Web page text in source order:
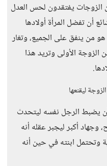
يفتقدون لحس العدل
أن تفضل المرأة أولادها
من ينفق على الجميع، وتغار
الزوجة الأولى وتريد هذا
ليقنعها
يضبط الرجل نفسه ليتحدث
وجهاد أكبر ليجبر عقله أنه
وتحتمل ابنته في حين أنه